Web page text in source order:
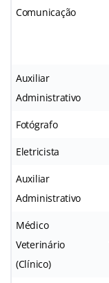
Comunicação
Auxiliar
Administrativo
Fotógrafo
Eletricista
Auxiliar
Administrativo
Médico
Veterinário
(Clínico)